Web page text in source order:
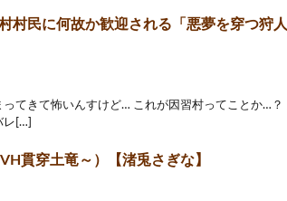
村民に何故か歓迎される「悪夢を穿つ狩
てきて怖いんすけど… これが因習村ってことか…？
レ[…]
貫穿土竜～）【渚兎さぎな】